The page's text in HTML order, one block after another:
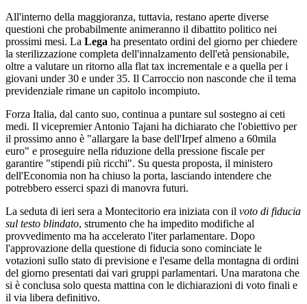
All'interno della maggioranza, tuttavia, restano aperte diverse
questioni che probabilmente animeranno il dibattito politico nei
prossimi mesi. La Lega ha presentato ordini del giorno per chiedere
la sterilizzazione completa dell'innalzamento dell'età pensionabile,
oltre a valutare un ritorno alla flat tax incrementale e a quella per i
giovani under 30 e under 35. Il Carroccio non nasconde che il tema
previdenziale rimane un capitolo incompiuto.
Forza Italia, dal canto suo, continua a puntare sul sostegno ai ceti
medi. Il vicepremier Antonio Tajani ha dichiarato che l'obiettivo per
il prossimo anno è "allargare la base dell'Irpef almeno a 60mila
euro" e proseguire nella riduzione della pressione fiscale per
garantire "stipendi più ricchi". Su questa proposta, il ministero
dell'Economia non ha chiuso la porta, lasciando intendere che
potrebbero esserci spazi di manovra futuri.
La seduta di ieri sera a Montecitorio era iniziata con il voto di fiducia
sul testo blindato, strumento che ha impedito modifiche al
provvedimento ma ha accelerato l'iter parlamentare. Dopo
l'approvazione della questione di fiducia sono cominciate le
votazioni sullo stato di previsione e l'esame della montagna di ordini
del giorno presentati dai vari gruppi parlamentari. Una maratona che
si è conclusa solo questa mattina con le dichiarazioni di voto finali e
il via libera definitivo.